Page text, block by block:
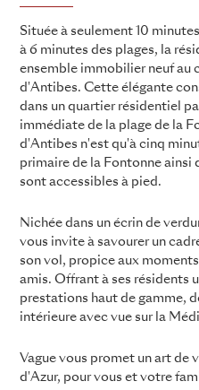
Située à seulement 10
à 6 minutes des plages, la
ensemble immobilier neuf au
d'Antibes. Cette élégante
dans un quartier résidentiel
immédiate de la plage de la
d'Antibes n'est qu'à cinq
primaire de la Fontonne ainsi
sont accessibles à pied.
Nichée dans un écrin de
vous invite à savourer un
son vol, propice aux
amis. Offrant à ses résidents
prestations haut de gamme,
intérieure avec vue sur la
Vague vous promet un art de
d'Azur, pour vous et votre